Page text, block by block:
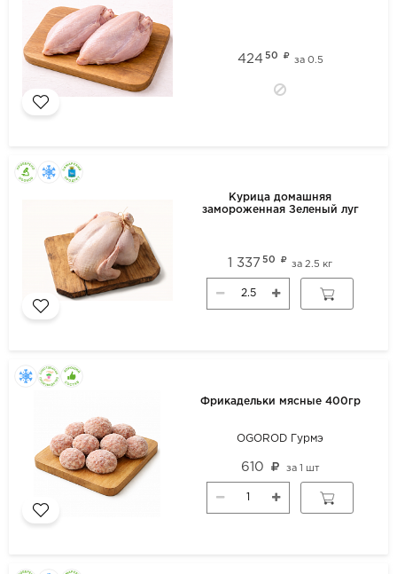
424 50 за 0.5
Курица домашняя
замороженная Зеленый луг
1 337 50 за2.5 кг
Фрикадельки мясные 400гр
OGOROD Гурмэ
610 за 1 шт